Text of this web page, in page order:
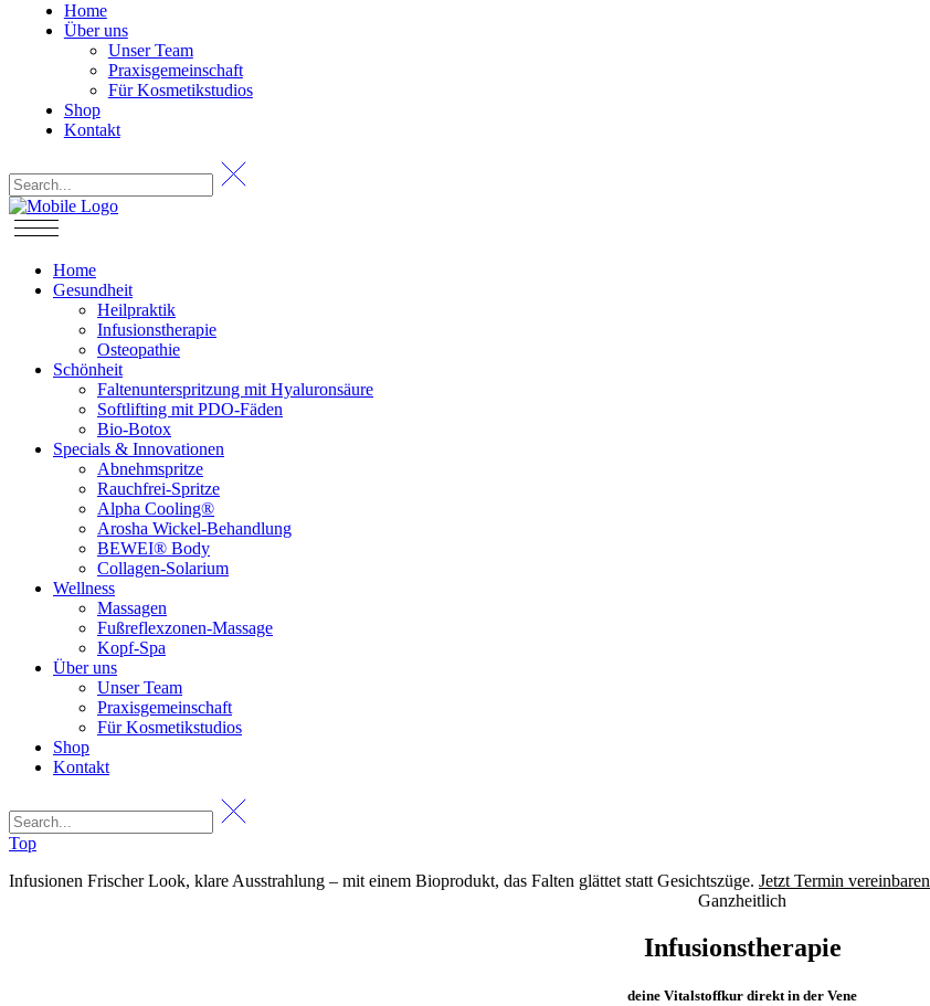
Home
Über uns
Unser Team
Praxisgemeinschaft
Für Kosmetikstudios
Shop
Kontakt
Home
Gesundheit
Heilpraktik
Infusionstherapie
Osteopathie
Schönheit
Faltenunterspritzung mit Hyaluronsäure
Softlifting mit PDO-Fäden
Bio-Botox
Specials & Innovationen
Abnehmspritze
Rauchfrei-Spritze
Alpha Cooling®
Arosha Wickel-Behandlung
BEWEI® Body
Collagen-Solarium
Wellness
Massagen
Fußreflexzonen-Massage
Kopf-Spa
Über uns
Unser Team
Praxisgemeinschaft
Für Kosmetikstudios
Shop
Kontakt
Top
Infusionen Frischer Look, klare Ausstrahlung – mit einem Bioprodukt, das Falten glättet statt Gesichtszüge. Jetzt Termin vereinbaren
Ganzheitlich
Infusionstherapie
deine Vitalstoffkur direkt in der Vene